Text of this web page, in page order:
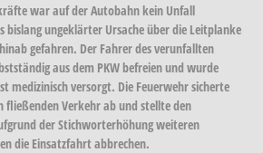
war auf der Autobahn kein Unfall
bislang ungeklärter Ursache über die Leitplanke
gefahren. Der Fahrer des verunfallten
aus dem PKW befreien und wurde
medizinisch versorgt. Die Feuerwehr sicherte
fließenden Verkehr ab und stellte den
der Stichworterhöhung weiteren
die Einsatzfahrt abbrechen.